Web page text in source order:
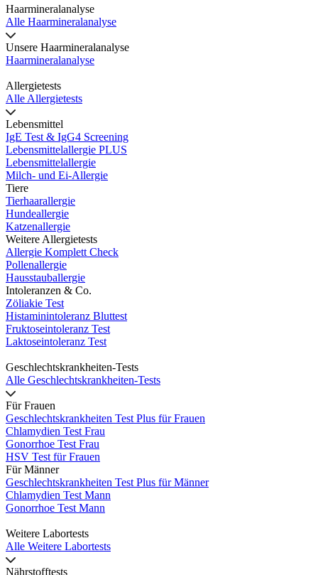
Haarmineralanalyse
Alle Haarmineralanalyse
Unsere Haarmineralanalyse
Haarmineralanalyse
Allergietests
Alle Allergietests
Lebensmittel
IgE Test & IgG4 Screening
Lebensmittelallergie PLUS
Lebensmittelallergie
Milch- und Ei-Allergie
Tiere
Tierhaarallergie
Hundeallergie
Katzenallergie
Weitere Allergietests
Allergie Komplett Check
Pollenallergie
Hausstauballergie
Intoleranzen & Co.
Zöliakie Test
Histaminintoleranz Bluttest
Fruktoseintoleranz Test
Laktoseintoleranz Test
Geschlechtskrankheiten-Tests
Alle Geschlechtskrankheiten-Tests
Für Frauen
Geschlechtskrankheiten Test Plus für Frauen
Chlamydien Test Frau
Gonorrhoe Test Frau
HSV Test für Frauen
Für Männer
Geschlechtskrankheiten Test Plus für Männer
Chlamydien Test Mann
Gonorrhoe Test Mann
Weitere Labortests
Alle Weitere Labortests
Nährstofftests